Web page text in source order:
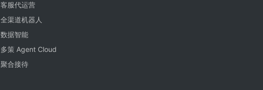
客服代运营
全渠道机器人
数据智能
多策 Agent Cloud
聚合接待